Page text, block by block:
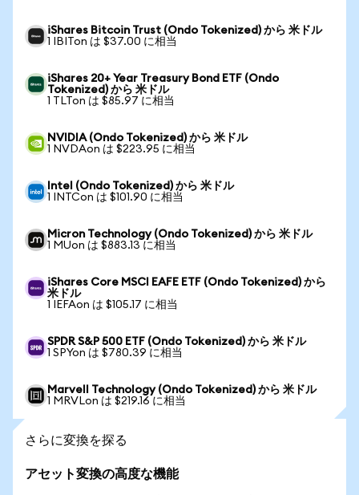
iShares Bitcoin Trust (Ondo Tokenized) から 米ドル
1 IBITon は $37.00 に相当
iShares 20+ Year Treasury Bond ETF (Ondo
Tokenized) から 米ドル
1 TLTon は $85.97 に相当
NVIDIA (Ondo Tokenized) から 米ドル
1 NVDAon は $223.95 に相当
Intel (Ondo Tokenized) から 米ドル
1 INTCon は $101.90 に相当
Micron Technology (Ondo Tokenized) から 米ドル
1 MUon は $883.13 に相当
iShares Core MSCI EAFE ETF (Ondo Tokenized) から
米ドル
1 IEFAon は $105.17 に相当
SPDR S&P 500 ETF (Ondo Tokenized) から 米ドル
1 SPYon は $780.39 に相当
Marvell Technology (Ondo Tokenized) から 米ドル
1 MRVLon は $219.16 に相当
さらに変換を探る
アセット変換の高度な機能